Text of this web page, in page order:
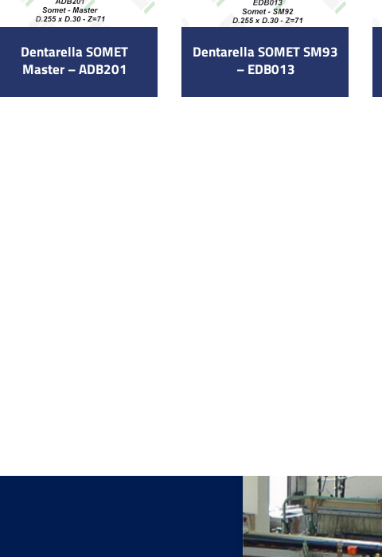
Dentarella SOMET
Master – ADB201
Dentarella SOMET SM93
– EDB013